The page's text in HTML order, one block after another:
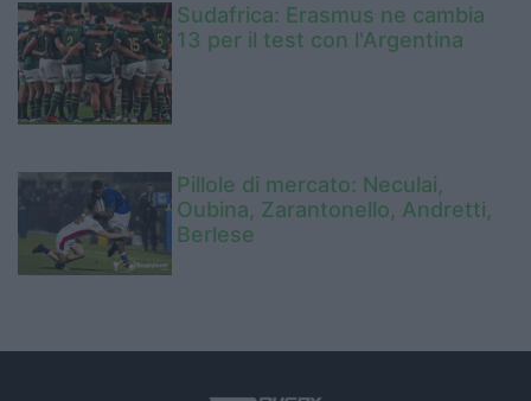
Sudafrica: Erasmus ne cambia
13 per il test con l'Argentina
Pillole di mercato: Neculai,
Oubina, Zarantonello, Andretti,
Berlese